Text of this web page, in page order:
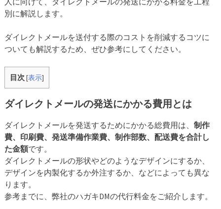
別に解説します。
ダイレクトメールを送付する際のコストを削減するコツに
ついても解説するため、ぜひ参考にしてください。
目次 [表示]
ダイレクトメールの発送にかかる費用とは
ダイレクトメールを発送するためにかかる総費用は、 制作
費、印刷費、発送準備作業費、制作部数、配送費を合計し
た金額です。
ダイレクトメールの形状やどのようなデザインにするか、
デザインを内製化するか外注するか、などによっても異な
ります。
参考までに、弊社のハガキDMの代行料金をご紹介します。